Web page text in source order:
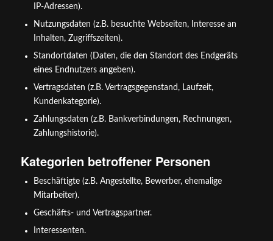
IP-Adressen).
Nutzungsdaten (z.B. besuchte Webseiten, Interesse an
Inhalten, Zugriffszeiten).
Standortdaten (Daten, die den Standort des Endgeräts
eines Endnutzers angeben).
Vertragsdaten (z.B. Vertragsgegenstand, Laufzeit,
Kundenkategorie).
Zahlungsdaten (z.B. Bankverbindungen, Rechnungen,
Zahlungshistorie).
Kategorien betroffener Personen
Beschäftigte (z.B. Angestellte, Bewerber, ehemalige
Mitarbeiter).
Geschäfts- und Vertragspartner.
Interessenten.